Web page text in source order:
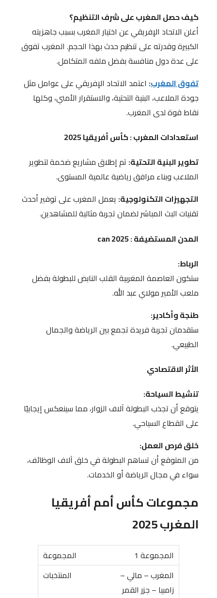
كيف حصل المغرب على شرف التنظيم؟
أعلن الاتحاد الإفريقي عن اختيار المغرب بسبب جاهزيته
الكبيرة وقدرته على تنظيم حدث بهذا الحجم. المغرب تفوق
على عدة دول منافسة بفضل ملفه المتكامل.
تفوق المغرب:اعتمد الاتحاد الإفريقي على عوامل مثل
جودة الملاعب، البنية التحتية، والاستقرار الأمني، وكلها
نقاط قوة لدى المغرب.
استعدادات المغرب: كأس أفريقيا 2025
تطوير البنية التحتية:تم إطلاق مشاريع ضخمة لتطوير
الملاعب وبناء مرافق رياضية عالمية المستوى.
التجهيزات التكنولوجية:يعمل المغرب على توفير أحدث
تقنيات البث المباشر لضمان تجربة مثالية للمشاهدين.
المدن المستضيفة: can 2025
الرباط:
ستكون العاصمة المغربية القلب النابض للبطولة بفضل
ملعب الأمير مولاي عبد الله.
طنجة وأكادير:
ستقدمان تجربة فريدة تجمع بين الرياضة والجمال
الطبيعي.
الأثر الاقتصادي
تنشيط السياحة:
يتوقع أن تجذب البطولة آلاف الزوار، مما سينعكس إيجابيًا
على القطاع السياحي.
خلق فرص العمل:
من المتوقع أن تساهم البطولة في خلق آلاف الوظائف،
سواء في مجال الرياضة أو الخدمات.
مجموعات كأس أمم أفريقيا
المغرب 2025
المجموعة 1
المغرب – مالي –
زامبيا – جزر القمر